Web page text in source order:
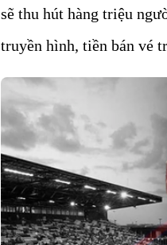
sẽ thu hút hàng triệu
truyền hình, tiền bán vé